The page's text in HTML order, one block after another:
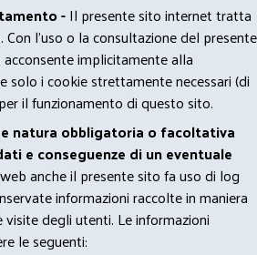
-Il presente sito internet tratta
Con l'uso o la consultazione del presente
implicitamente alla
solo i cookie strettamente necessari (di
il funzionamento di questo sito.
natura obbligatoria o facoltativa
e conseguenze di un eventuale
anche il presente sito fa uso di log
informazioni raccolte in maniera
degli utenti. Le informazioni
le seguenti: